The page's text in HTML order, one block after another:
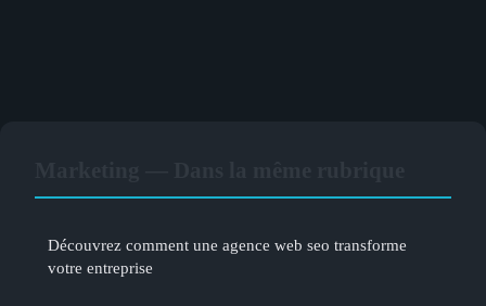
Découvrez comment une agence web seo transforme
votre entreprise